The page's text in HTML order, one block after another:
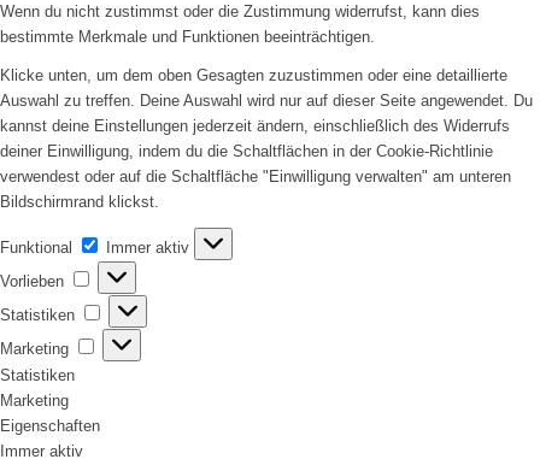
Wenn du nicht zustimmst oder die Zustimmung widerrufst, kann dies
bestimmte Merkmale und Funktionen beeinträchtigen.
Klicke unten, um dem oben Gesagten zuzustimmen oder eine detaillierte
Auswahl zu treffen. Deine Auswahl wird nur auf dieser Seite angewendet. Du
kannst deine Einstellungen jederzeit ändern, einschließlich des Widerrufs
deiner Einwilligung, indem du die Schaltflächen in der Cookie-Richtlinie
verwendest oder auf die Schaltfläche "Einwilligung verwalten" am unteren
Bildschirmrand klickst.
Funktional Funktional
Immer aktiv
Vorlieben
Vorlieben
Statistiken Statistiken
Marketing
Marketing
Statistiken
Marketing
Eigenschaften
Immer aktiv